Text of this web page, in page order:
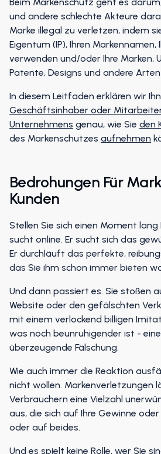
Beim Markenschutz geht es
und andere schlechte Akteure
Marke illegal zu verletzen, indem
Eigentum (IP), Ihren
verwenden und/oder Ihre Marken,
Patente, Designs und andere Arten
In diesem Leitfaden erklären wir
Geschäftsinhaber oder Mitarbeiter
Unternehmens
genau, wie Sie den
Bedrohungen Für
Kunden
Stellen Sie sich einen Moment lang
sucht online. Er sucht sich das
Er durchläuft das perfekte,
Und dann passiert es. Sie stoßen
Website oder den gefälschten
mit einem verlockend billigen
was noch beunruhigender ist - eine
überzeugende Fälschung.
Wie auch immer die Reaktion
nicht wollen. Markenverletzungen
Verbrauchern eine Vielzahl
aus, die sich auf Ihre Gewinne